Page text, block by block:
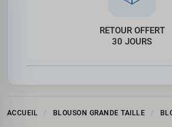
RETOUR OFFERT
30 JOURS
ACCUEIL BLOUSON GRANDE TAILLE